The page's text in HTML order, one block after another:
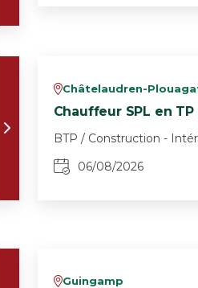
vChâtelaudren-
Chauffeur SPL en TP
BTP / Construction -
06/08/2026
vGuingamp